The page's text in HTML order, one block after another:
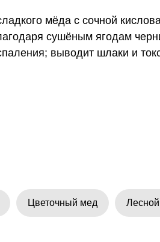
мёда с сочной
сушёным ягодам
выводит шлаки и
Цветочный мед